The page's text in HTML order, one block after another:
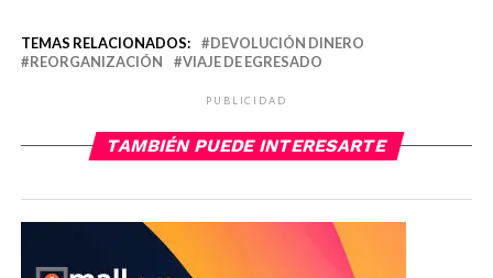
TEMAS RELACIONADOS:
DEVOLUCIÓN DINERO
REORGANIZACIÓN
VIAJE DE EGRESADO
PUBLICIDAD
TAMBIÉN PUEDE INTERESARTE